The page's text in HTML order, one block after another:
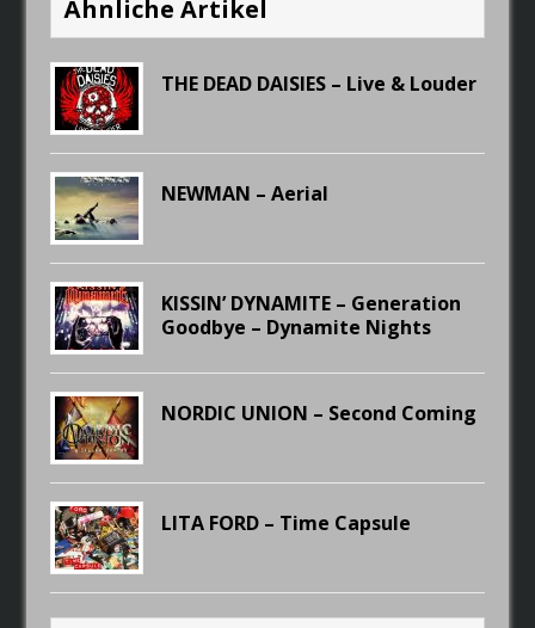
Ähnliche Artikel
THE DEAD DAISIES – Live & Louder
NEWMAN – Aerial
KISSIN’ DYNAMITE – Generation
Goodbye – Dynamite Nights
NORDIC UNION – Second Coming
LITA FORD – Time Capsule